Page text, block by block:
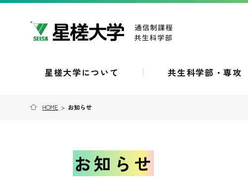
星槎大学について 共生科学部・専攻
HOME > お知らせ
お知らせ